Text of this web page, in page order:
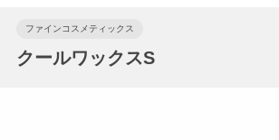
ファインコスメティックス
クールワックスS